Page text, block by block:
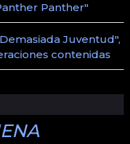
Panther"
Juventud",
contenidas